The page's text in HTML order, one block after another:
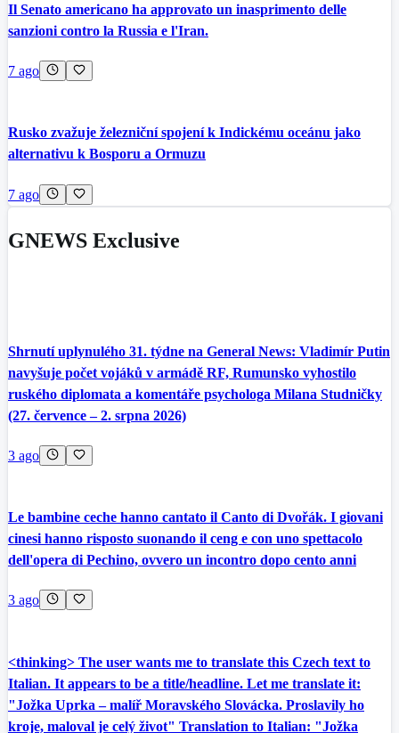
Il Senato americano ha approvato un inasprimento delle
sanzioni contro la Russia e l'Iran.
7 ago
Rusko zvažuje železniční spojení k Indickému oceánu jako
alternativu k Bosporu a Ormuzu
7 ago
GNEWS Exclusive
Shrnutí uplynulého 31. týdne na General News: Vladimír Putin
navyšuje počet vojáků v armádě RF, Rumunsko vyhostilo
ruského diplomata a komentáře psychologa Milana Studničky
(27. července – 2. srpna 2026)
3 ago
Le bambine ceche hanno cantato il Canto di Dvořák. I giovani
cinesi hanno risposto suonando il ceng e con uno spettacolo
dell'opera di Pechino, ovvero un incontro dopo cento anni
3 ago
<thinking> The user wants me to translate this Czech text to
Italian. It appears to be a title/headline. Let me translate it:
"Jožka Uprka – malíř Moravského Slovácka. Proslavily ho
kroje, maloval je celý život" Translation to Italian: "Jožka